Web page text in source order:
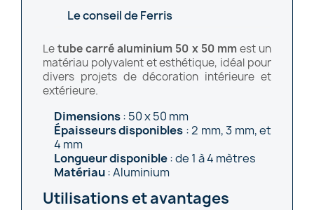
Le conseil de Ferris
Letube carré aluminium 50 x 50 mmest un
matériau polyvalent et esthétique, idéal pour
divers projets de décoration intérieure et
extérieure.
Dimensions: 50 x 50 mm
Épaisseurs disponibles : 2 mm, 3 mm, et
4 mm
Longueur disponible: de 1 à 4 mètres
Matériau: Aluminium
Utilisations et avantages